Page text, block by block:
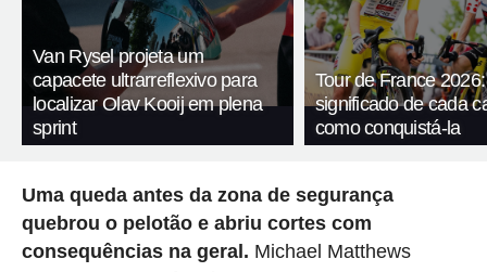
Van Rysel projeta um
capacete ultrarreflexivo para
localizar Olav Kooij em plena
sprint
Tour de France
significado de cada
como conquistá-la
Uma queda antes da zona de segurança
quebrou o pelotão e abriu cortes com
consequências na geral. Michael Matthews